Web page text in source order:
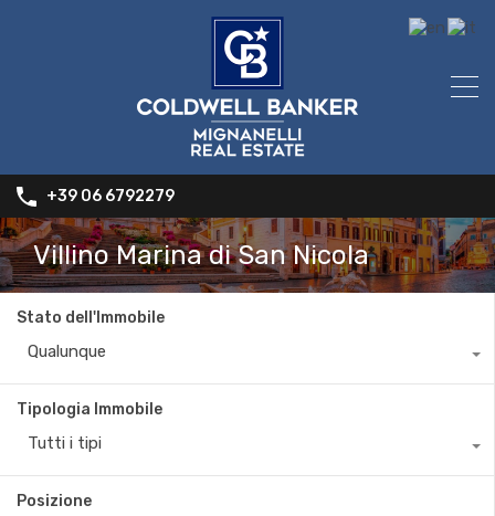
+39 06 6792279
Villino Marina di San Nicola
Stato dell'Immobile
Qualunque
Tipologia Immobile
Tutti i tipi
Posizione